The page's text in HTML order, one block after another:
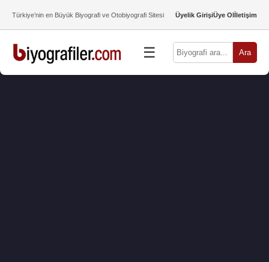
Türkiye’nin en Büyük Biyografi ve Otobiyografi Sitesi Üyelik GirişiÜye Olİletişim
☰ Ara